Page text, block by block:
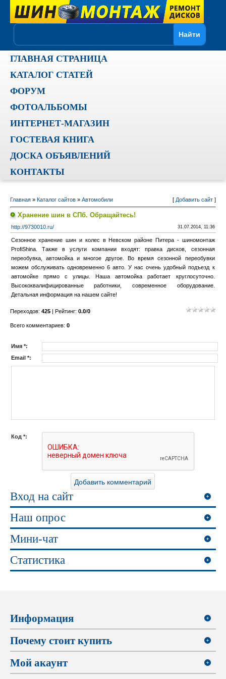
ГЛАВНАЯ СТРАНИЦА
КАТАЛОГ СТАТЕЙ
ФОРУМ
ФОТОАЛЬБОМЫ
ИНТЕРНЕТ-МАГАЗИН
ГОСТЕВАЯ КНИГА
ДОСКА ОБЪЯВЛЕНИЙ
КОНТАКТЫ
Главная» Каталог сайтов» Автомобили [ Добавить сайт]
Хранение шин в СПб. Обращайтесь!
http://9730010.ru/ 31.07.2014, 11:36
Cезонное хранение шин и колес в Невском районе Питера - шиномонтаж
ProfiShina. Также в услуги компании входят: правка дисков, сезонная
переобувка, автомойка и многое другое. Во время сезонной переобувки
можем обслуживать одновременно 6 авто. У нас очень удобный подъезд к
автомойке прямо с улицы. Наша автомойка работает круглосуточно.
Высококвалифицированные работники, современное оборудование.
Детальная информация на нашем сайте!
Переходов: 425| Рейтинг: 0.0/0
Всего комментариев: 0
Имя *:
Email *:
Код *:
Вход на сайт
Наш опрос
Мини-чат
Статистика
Информация
Почему стоит купить
Мой акаунт